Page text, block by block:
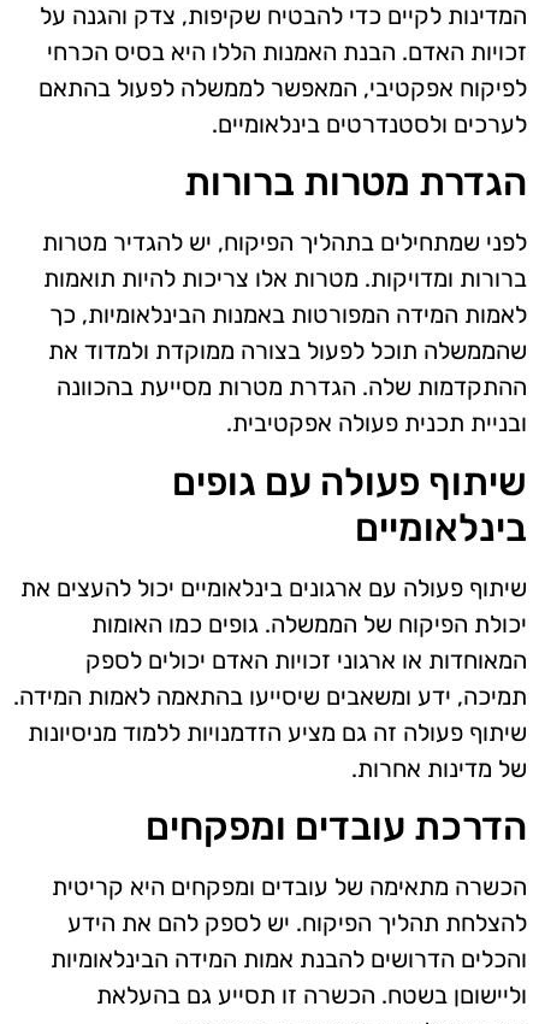
המדינות לקיים כדי להבטיח שקיפות, צדק והגנה על
זכויות האדם. הבנת האמנות הללו היא בסיס הכרחי
לפיקוח אפקטיבי, המאפשר לממשלה לפעול בהתאם
לערכים ולסטנדרטים בינלאומיים.
הגדרת מטרות ברורות
לפני שמתחילים בתהליך הפיקוח, יש להגדיר מטרות
ברורות ומדויקות. מטרות אלו צריכות להיות תואמות
לאמות המידה המפורטות באמנות הבינלאומיות, כך
שהממשלה תוכל לפעול בצורה ממוקדת ולמדוד את
ההתקדמות שלה. הגדרת מטרות מסייעת בהכוונה
ובניית תכנית פעולה אפקטיבית.
שיתוף פעולה עם גופים
בינלאומיים
שיתוף פעולה עם ארגונים בינלאומיים יכול להעצים את
יכולת הפיקוח של הממשלה. גופים כמו האומות
המאוחדות או ארגוני זכויות האדם יכולים לספק
תמיכה, ידע ומשאבים שיסייעו בהתאמה לאמות המידה.
שיתוף פעולה זה גם מציע הזדמנויות ללמוד מניסיונות
של מדינות אחרות.
הדרכת עובדים ומפקחים
הכשרה מתאימה של עובדים ומפקחים היא קריטית
להצלחת תהליך הפיקוח. יש לספק להם את הידע
והכלים הדרושים להבנת אמות המידה הבינלאומיות
וליישוםן בשטח. הכשרה זו תסייע גם בהעלאת